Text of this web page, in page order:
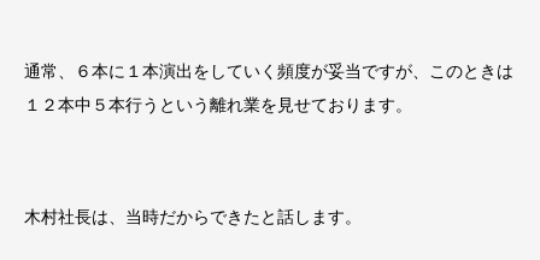
通常、６本に１本演出をしていく頻度が妥当ですが、このときは
１２本中５本行うという離れ業を見せております。
木村社長は、当時だからできたと話します。